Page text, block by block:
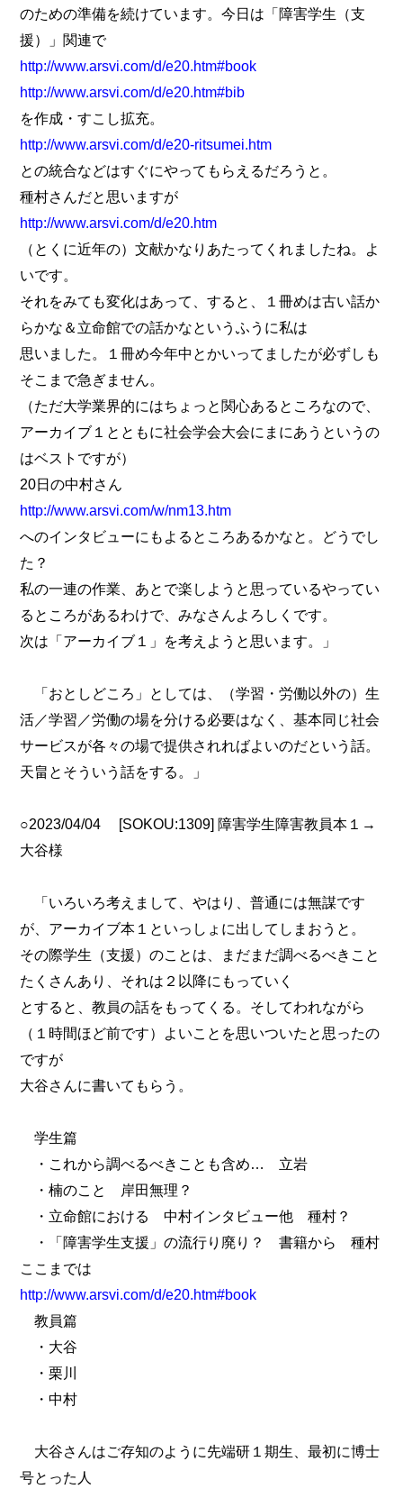
のための準備を続けています。今日は「障害学生（支
援）」関連で
http://www.arsvi.com/d/e20.htm#book
http://www.arsvi.com/d/e20.htm#bib
を作成・すこし拡充。
http://www.arsvi.com/d/e20-ritsumei.htm
との統合などはすぐにやってもらえるだろうと。
種村さんだと思いますが
http://www.arsvi.com/d/e20.htm
（とくに近年の）文献かなりあたってくれましたね。よ
いです。
それをみても変化はあって、すると、１冊めは古い話か
らかな＆立命館での話かなというふうに私は
思いました。１冊め今年中とかいってましたが必ずしも
そこまで急ぎません。
（ただ大学業界的にはちょっと関心あるところなので、
アーカイブ１とともに社会学会大会にまにあうというの
はベストですが）
20日の中村さん
http://www.arsvi.com/w/nm13.htm
へのインタビューにもよるところあるかなと。どうでし
た？
私の一連の作業、あとで楽しようと思っているやってい
るところがあるわけで、みなさんよろしくです。
次は「アーカイブ１」を考えようと思います。」
「おとしどころ」としては、（学習・労働以外の）生
活／学習／労働の場を分ける必要はなく、基本同じ社会
サービスが各々の場で提供されればよいのだという話。
天畠とそういう話をする。」
○2023/04/04 [SOKOU:1309] 障害学生障害教員本１→
大谷様
「いろいろ考えまして、やはり、普通には無謀です
が、アーカイブ本１といっしょに出してしまおうと。
その際学生（支援）のことは、まだまだ調べるべきこと
たくさんあり、それは２以降にもっていく
とすると、教員の話をもってくる。そしてわれながら
（１時間ほど前です）よいことを思いついたと思ったの
ですが
大谷さんに書いてもらう。
学生篇
・これから調べるべきことも含め… 立岩
・楠のこと 岸田無理？
・立命館における 中村インタビュー他 種村？
・「障害学生支援」の流行り廃り？ 書籍から 種村
ここまでは
http://www.arsvi.com/d/e20.htm#book
教員篇
・大谷
・栗川
・中村
大谷さんはご存知のように先端研１期生、最初に博士
号とった人